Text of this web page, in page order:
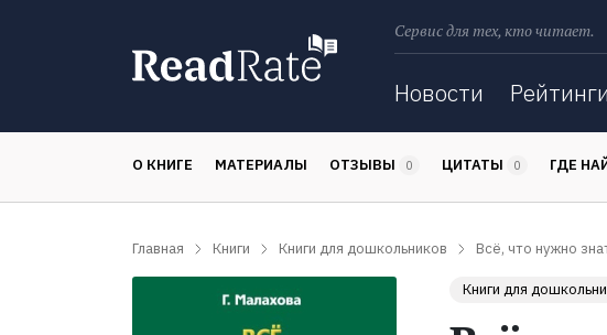
Сервис для тех, кто читает.
Новости Рейтинги
О КНИГЕ МАТЕРИАЛЫ ОТЗЫВЫ 0 ЦИТАТЫ 0 ГДЕ
Главная Книги Книги для дошкольников Всё, что нужно
Книги для